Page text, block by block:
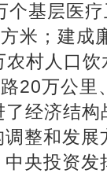
基层医
米；建成
村人口
20万公里
经济结
整和发
央投资发